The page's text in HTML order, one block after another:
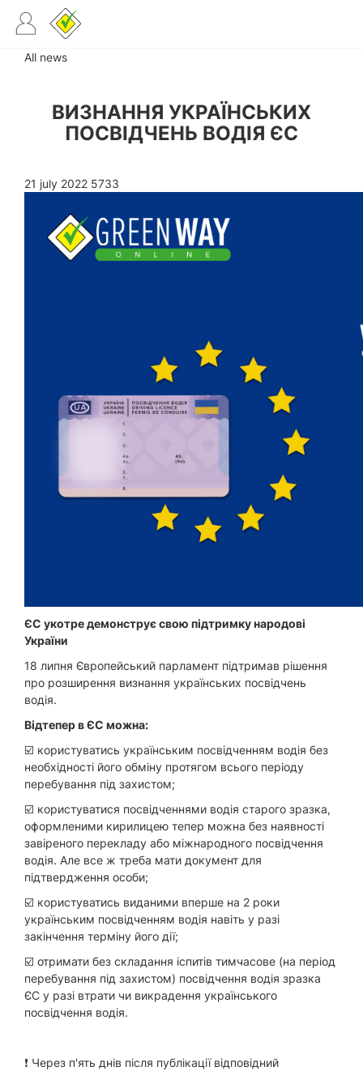
All news
ВИЗНАННЯ УКРАЇНСЬКИХ
ПОСВІДЧЕНЬ ВОДІЯ ЄС
21 july 2022 5733
ЄС укотре демонструє свою підтримку народові
України
18 липня Європейський парламент підтримав рішення
про розширення визнання українських посвідчень
водія.
Відтепер в ЄС можна:
☑️ користуватись українським посвідченням водія без
необхідності його обміну протягом всього періоду
перебування під захистом;
☑️ користуватися посвідченнями водія старого зразка,
оформленими кирилицею тепер можна без наявності
завіреного перекладу або міжнародного посвідчення
водія. Але все ж треба мати документ для
підтвердження особи;
☑️ користуватись виданими вперше на 2 роки
українським посвідченням водія навіть у разі
закінчення терміну його дії;
☑️ отримати без складання іспитів тимчасове (на період
перебування під захистом) посвідчення водія зразка
ЄС у разі втрати чи викрадення українського
посвідчення водія.
❗️ Через п'ять днів після публікації відповідний